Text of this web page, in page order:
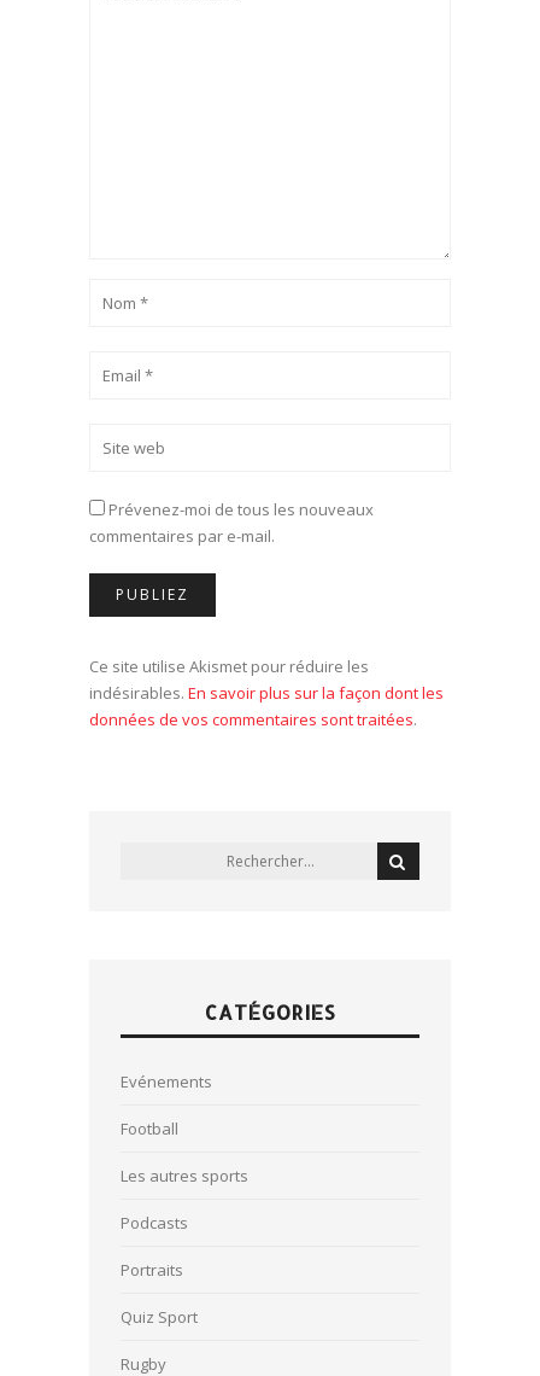
Prévenez-moi de tous les nouveaux
commentaires par e-mail.
Ce site utilise Akismet pour réduire les
indésirables. En savoir plus sur la façon dont les
données de vos commentaires sont traitées.
CATÉGORIES
Evénements
Football
Les autres sports
Podcasts
Portraits
Quiz Sport
Rugby